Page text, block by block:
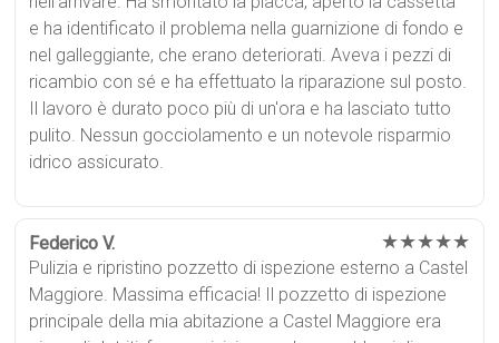
e ha identificato il problema nella guarnizione di fondo e
nel galleggiante, che erano deteriorati. Aveva i pezzi di
ricambio con sé e ha effettuato la riparazione sul posto.
Il lavoro è durato poco più di un'ora e ha lasciato tutto
pulito. Nessun gocciolamento e un notevole risparmio
idrico assicurato.
Federico V. ★★★★★
Pulizia e ripristino pozzetto di ispezione esterno a Castel
Maggiore. Massima efficacia! Il pozzetto di ispezione
principale della mia abitazione a Castel Maggiore era